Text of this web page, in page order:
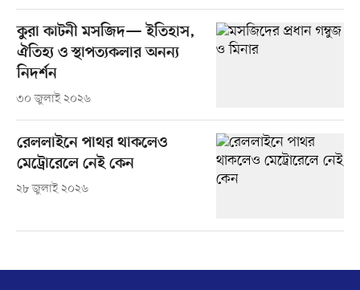
কুরা কাটনী মসজিদ— ইতিহাস,
ঐতিহ্য ও স্থাপত্যকলার অনন্য
নিদর্শন
৩০ জুলাই ২০২৬
রেললাইনে পাথর থাকলেও
মেট্রোরেলে নেই কেন
২৮ জুলাই ২০২৬